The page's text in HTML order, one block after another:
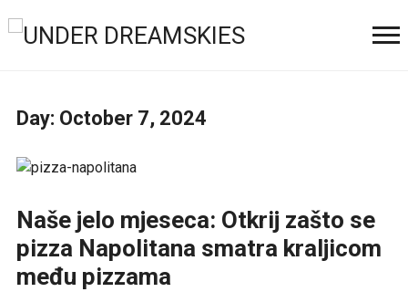
Day: October 7, 2024
Naše jelo mjeseca: Otkrij zašto se
pizza Napolitana smatra kraljicom
među pizzama